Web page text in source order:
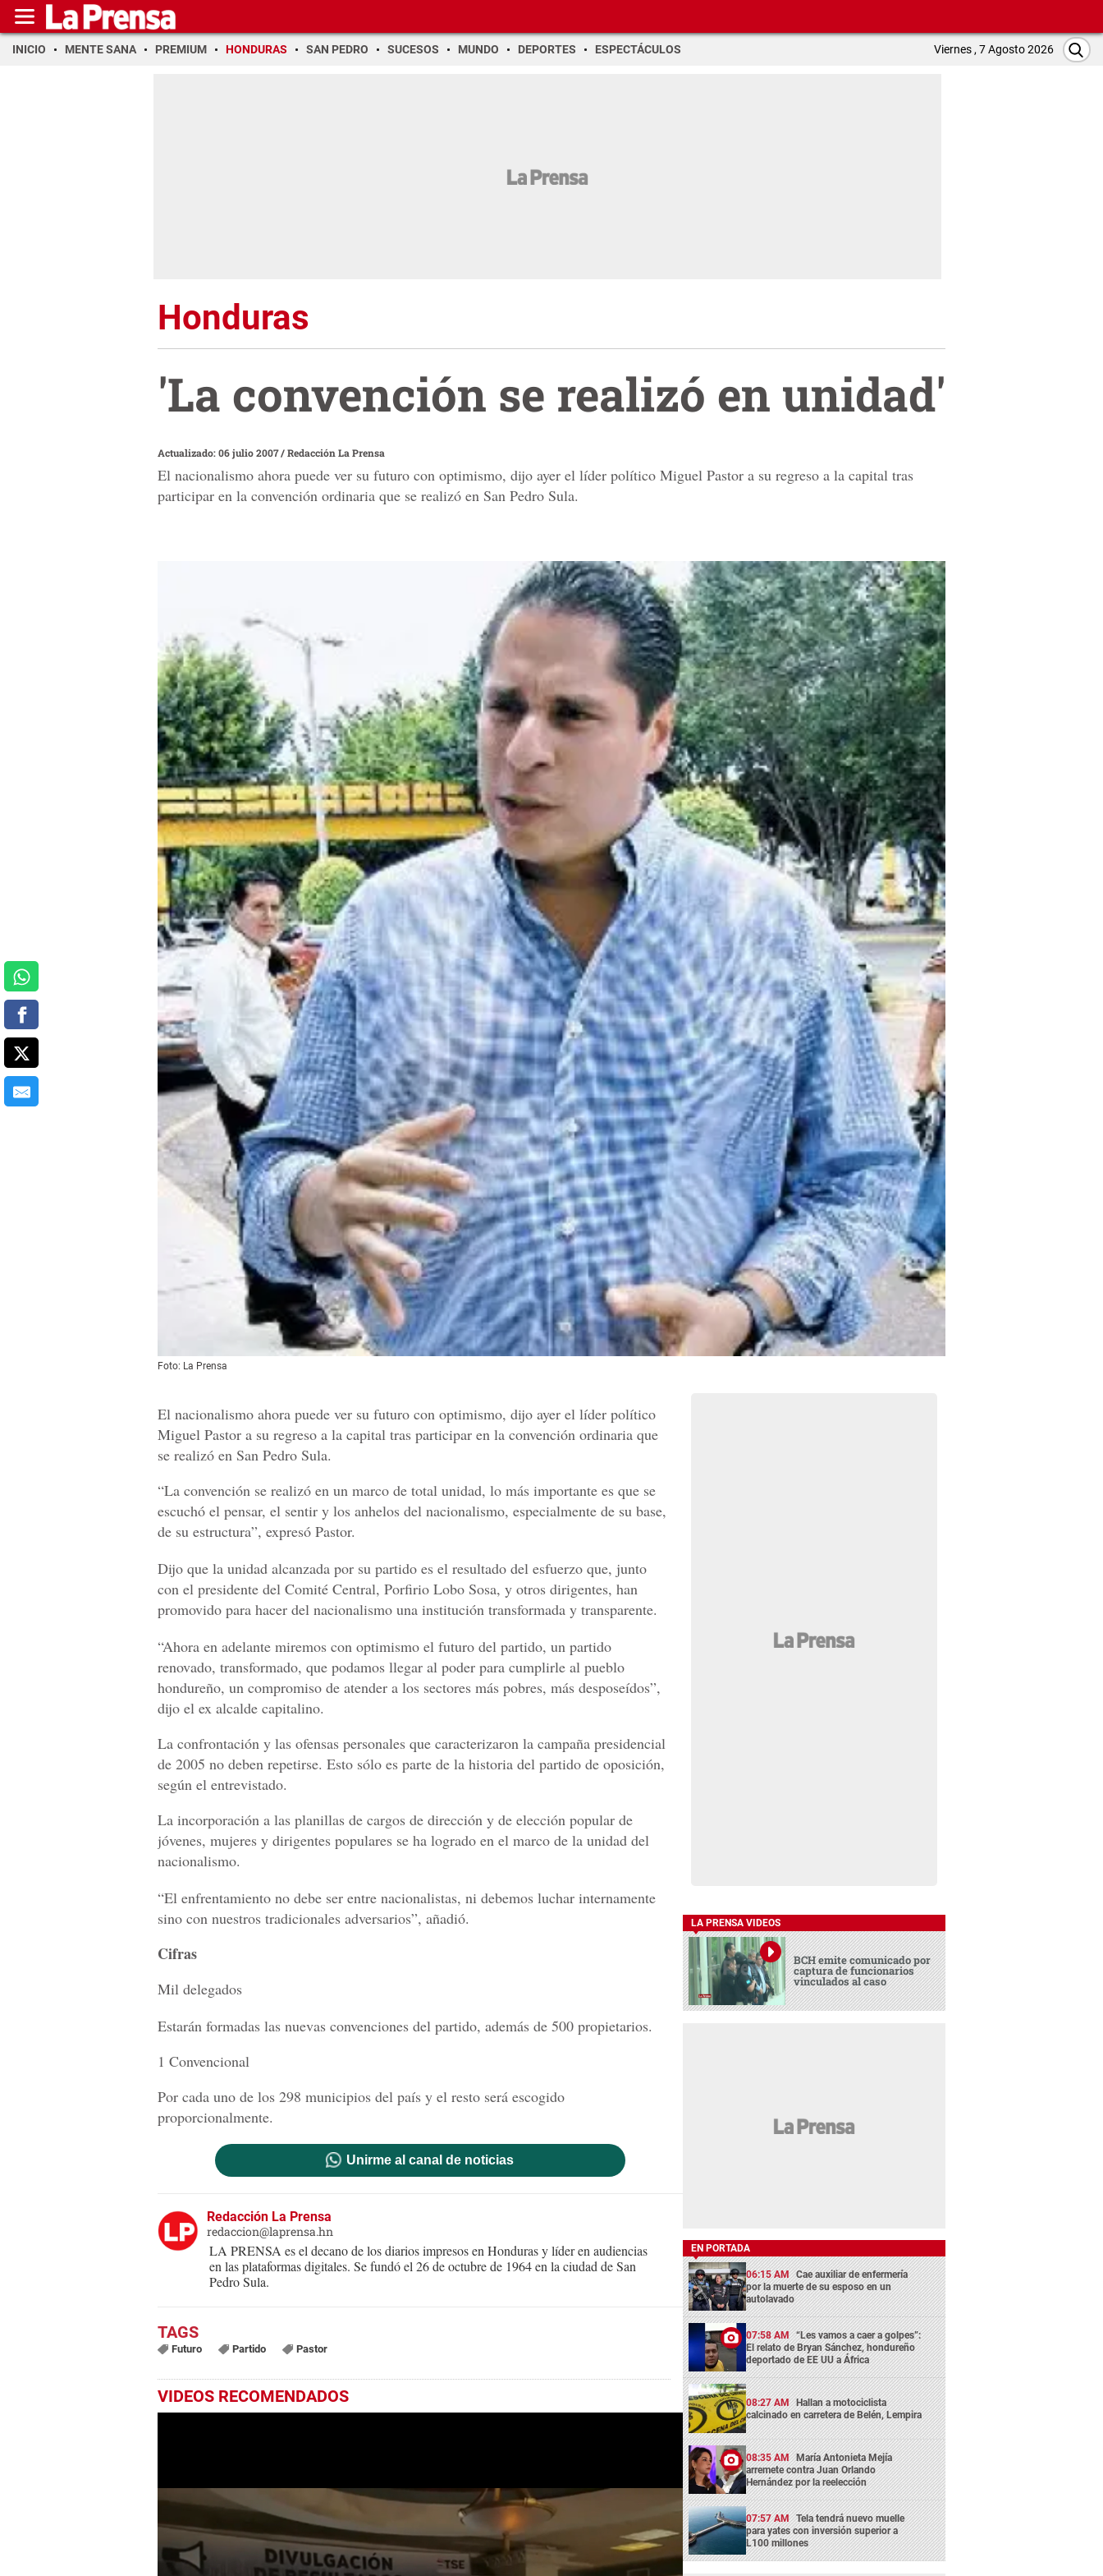
INICIO MENTE SANA PREMIUM HONDURAS SAN PEDRO SUCESOS MUNDO DEPORTES ESPECTÁCULOS Viernes , 7 Agosto 2026
Honduras
'La convención se realizó en unidad'
Actualizado: 06 julio 2007/Redacción La Prensa
El nacionalismo ahora puede ver su futuro con optimismo, dijo ayer el líder político Miguel Pastor a su regreso a la capital tras
participar en la convención ordinaria que se realizó en San Pedro Sula.
Foto: La Prensa
El nacionalismo ahora puede ver su futuro con optimismo, dijo ayer el líder político
Miguel Pastor a su regreso a la capital tras participar en la convención ordinaria que
se realizó en San Pedro Sula.
“La convención se realizó en un marco de total unidad, lo más importante es que se
escuchó el pensar, el sentir y los anhelos del nacionalismo, especialmente de su base,
de su estructura”, expresó Pastor.
Dijo que la unidad alcanzada por su partido es el resultado del esfuerzo que, junto
con el presidente del Comité Central, Porfirio Lobo Sosa, y otros dirigentes, han
promovido para hacer del nacionalismo una institución transformada y transparente.
“Ahora en adelante miremos con optimismo el futuro del partido, un partido
renovado, transformado, que podamos llegar al poder para cumplirle al pueblo
hondureño, un compromiso de atender a los sectores más pobres, más desposeídos”,
dijo el ex alcalde capitalino.
La confrontación y las ofensas personales que caracterizaron la campaña presidencial
de 2005 no deben repetirse. Esto sólo es parte de la historia del partido de oposición,
según el entrevistado.
La incorporación a las planillas de cargos de dirección y de elección popular de
jóvenes, mujeres y dirigentes populares se ha logrado en el marco de la unidad del
nacionalismo.
“El enfrentamiento no debe ser entre nacionalistas, ni debemos luchar internamente
sino con nuestros tradicionales adversarios”, añadió.
Cifras
Mil delegados
Estarán formadas las nuevas convenciones del partido, además de 500 propietarios.
1 Convencional
Por cada uno de los 298 municipios del país y el resto será escogido
proporcionalmente.
Unirme al canal de noticias
Redacción La Prensa
redaccion@laprensa.hn
LA PRENSA es el decano de los diarios impresos en Honduras y líder en audiencias
en las plataformas digitales. Se fundó el 26 de octubre de 1964 en la ciudad de San
Pedro Sula.
Futuro Partido Pastor
VIDEOS RECOMENDADOS
LA PRENSA VIDEOS
BCH emite comunicado por
captura de funcionarios
vinculados al caso
EN PORTADA
06:15 AM Cae auxiliar de enfermería
por la muerte de su esposo en un
autolavado
07:58 AM “Les vamos a caer a golpes”:
El relato de Bryan Sánchez, hondureño
deportado de EE UU a África
08:27 AM Hallan a motociclista
calcinado en carretera de Belén, Lempira
08:35 AM María Antonieta Mejía
arremete contra Juan Orlando
Hernández por la reelección
07:57 AM Tela tendrá nuevo muelle
para yates con inversión superior a
L100 millones